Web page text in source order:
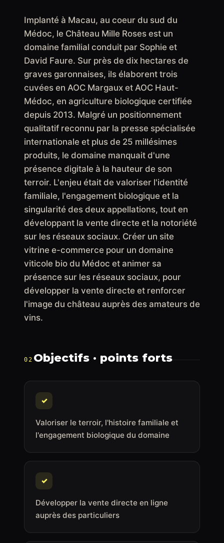
Implanté à Macau, au coeur du sud du
Médoc, le Château Mille Roses est un
domaine familial conduit par Sophie et
David Faure. Sur près de dix hectares de
graves garonnaises, ils élaborent trois
cuvées en AOC Margaux et AOC Haut-
Médoc, en agriculture biologique certifiée
depuis 2013. Malgré un positionnement
qualitatif reconnu par la presse spécialisée
internationale et plus de 25 millésimes
produits, le domaine manquait d'une
présence digitale à la hauteur de son
terroir. L'enjeu était de valoriser l'identité
familiale, l'engagement biologique et la
singularité des deux appellations, tout en
développant la vente directe et la notoriété
sur les réseaux sociaux. Créer un site
vitrine e-commerce pour un domaine
viticole bio du Médoc et animer sa
présence sur les réseaux sociaux, pour
développer la vente directe et renforcer
l'image du château auprès des amateurs de
vins.
02 Objectifs · points forts
✓
Valoriser le terroir, l'histoire familiale et
l'engagement biologique du domaine
✓
Développer la vente directe en ligne
auprès des particuliers